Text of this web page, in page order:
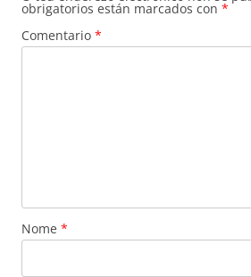
obrigatorios están marcados con *
Comentario *
Nome *